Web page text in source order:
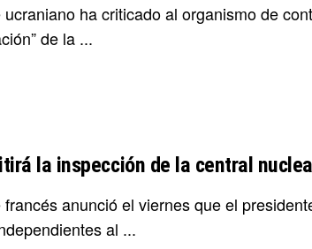
ha criticado al organismo de
de la ...
la inspección de la central
anunció el viernes que el
al ...